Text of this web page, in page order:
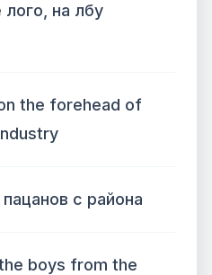
на лбу
the forehead of
с района
boys from the